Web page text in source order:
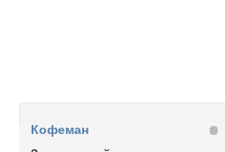
Кофеман